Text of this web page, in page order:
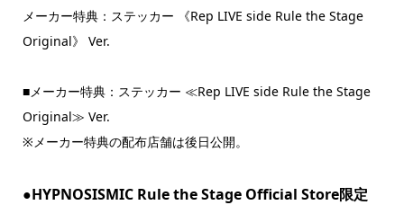
メーカー特典：ステッカー 《Rep LIVE side Rule the Stage
Original》 Ver.
■メーカー特典：ステッカー ≪Rep LIVE side Rule the Stage
Original≫ Ver.
※メーカー特典の配布店舗は後日公開。
●HYPNOSISMIC Rule the Stage Official Store限定